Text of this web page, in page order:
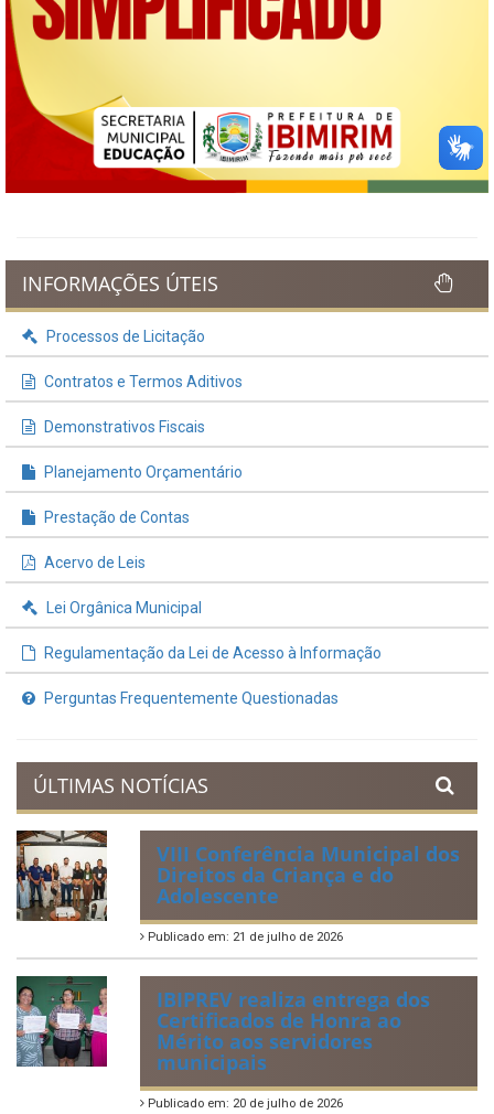
INFORMAÇÕES ÚTEIS
Processos de Licitação
Contratos e Termos Aditivos
Demonstrativos Fiscais
Planejamento Orçamentário
Prestação de Contas
Acervo de Leis
Lei Orgânica Municipal
Regulamentação da Lei de Acesso à Informação
Perguntas Frequentemente Questionadas
ÚLTIMAS NOTÍCIAS
VIII Conferência Municipal dos
Direitos da Criança e do
Adolescente
Publicado em: 21 de julho de 2026
IBIPREV realiza entrega dos
Certificados de Honra ao
Mérito aos servidores
municipais
Publicado em: 20 de julho de 2026